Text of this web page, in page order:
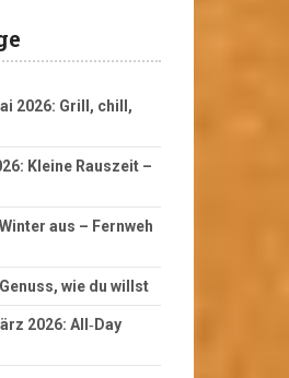
2026: Grill, chill,
Kleine Rauszeit –
aus – Fernweh
wie du willst
2026: All‑Day